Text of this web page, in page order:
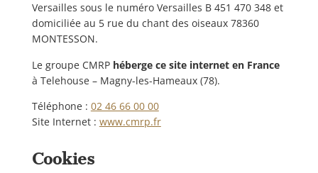
Versailles sous le numéro Versailles B 451 470 348 et
domiciliée au 5 rue du chant des oiseaux 78360
MONTESSON.
Le groupe CMRP héberge ce site internet en France
à Telehouse – Magny-les-Hameaux (78).
Téléphone : 02 46 66 00 00
Site Internet : www.cmrp.fr
Cookies